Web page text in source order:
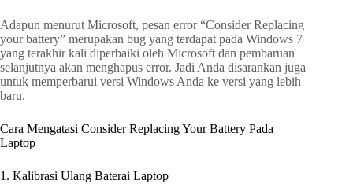
Adapun menurut Microsoft, pesan error “Consider Replacing
your battery” merupakan bug yang terdapat pada Windows 7
yang terakhir kali diperbaiki oleh Microsoft dan pembaruan
selanjutnya akan menghapus error. Jadi Anda disarankan juga
untuk memperbarui versi Windows Anda ke versi yang lebih
baru.
Cara Mengatasi Consider Replacing Your Battery Pada
Laptop
1. Kalibrasi Ulang Baterai Laptop